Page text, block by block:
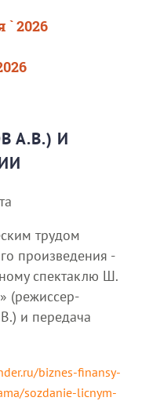
` 2026
А.В.) И
трудом
произведения -
спектаклю Ш.
(режиссер-
и передача
biznes-finansy-
sozdanie-licnym-